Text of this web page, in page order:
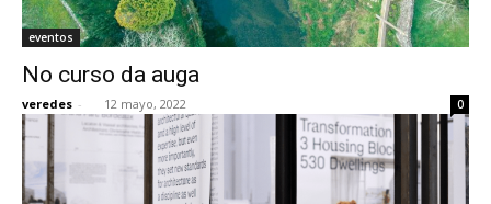
eventos
No curso da auga
veredes - 12 mayo, 2022 0